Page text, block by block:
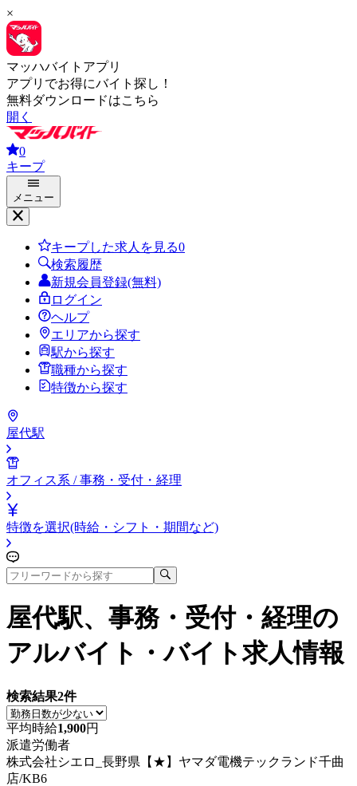
×
マッハバイトアプリ
アプリでお得にバイト探し！
無料ダウンロードはこちら
開く
0
キープ
メニュー
キープした求人を見る0
検索履歴
新規会員登録(無料)
ログイン
ヘルプ
エリアから探す
駅から探す
職種から探す
特徴から探す
屋代駅
オフィス系 / 事務・受付・経理
特徴を選択(時給・シフト・期間など)
屋代駅、事務・受付・経理の
アルバイト・バイト求人情報
検索結果2件
平均時給1,900円
派遣労働者
株式会社シエロ_長野県【★】ヤマダ電機テックランド千曲
店/KB6